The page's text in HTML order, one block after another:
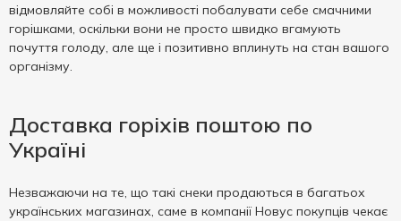
відмовляйте собі в можливості побалувати себе смачними
горішками, оскільки вони не просто швидко вгамують
почуття голоду, але ще і позитивно вплинуть на стан вашого
організму.
Доставка горіхів поштою по
Україні
Незважаючи на те, що такі снеки продаються в багатьох
українських магазинах, саме в компанії Новус покупців чекає